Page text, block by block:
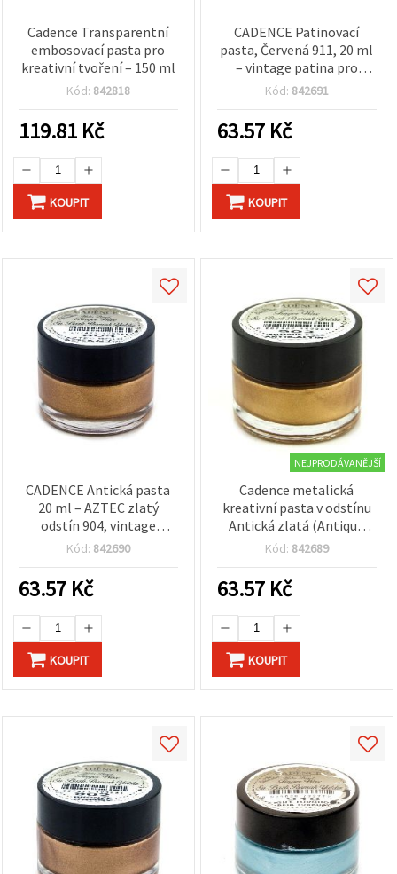
Cadence Transparentní
embosovací pasta pro
kreativní tvoření – 150 ml
Kód: 842818
119.81 Kč
KOUPIT
CADENCE Patinovací
pasta, Červená 911, 20 ml
– vintage patina pro
hobby tvoření, nábytek,
dekorace
Kód: 842691
63.57 Kč
KOUPIT
CADENCE Antická pasta
20 ml – AZTEC zlatý
odstín 904, vintage
metalický efekt pro DIY,
domácí dekorace (nejde o
pravé zlato)
Kód: 842690
63.57 Kč
KOUPIT
NEJPRODÁVANĚJŠÍ
Cadence metalická
kreativní pasta v odstínu
Antická zlatá (Antique
Gold), 20 ml – snadná
vintage efekt na nábytek,
domácí dekorace a DIY
Kód: 842689
63.57 Kč
KOUPIT